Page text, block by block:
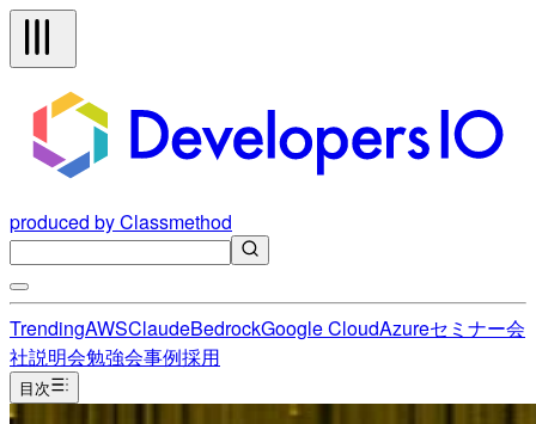
produced by Classmethod
TrendingAWSClaudeBedrockGoogle CloudAzureセミナー会
社説明会勉強会事例採用
目次